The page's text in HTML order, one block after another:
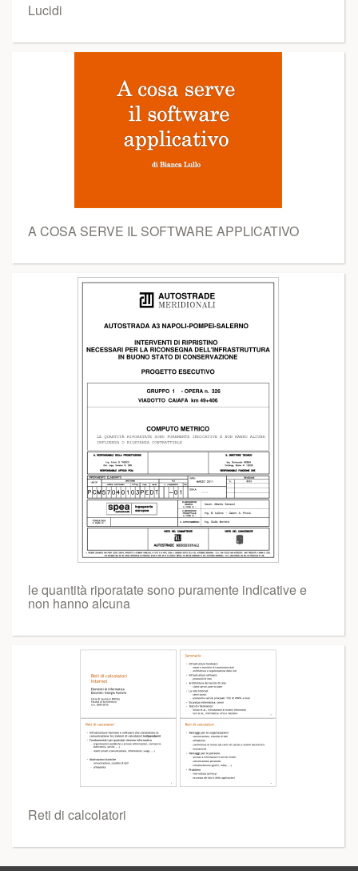
Lucidi
A COSA SERVE IL SOFTWARE APPLICATIVO
le quantità riporatate sono puramente indicative e
non hanno alcuna
Reti di calcolatori